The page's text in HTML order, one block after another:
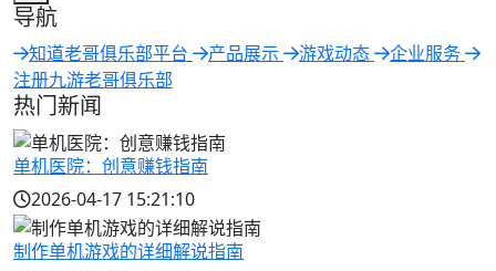
导航
知道老哥俱乐部平台 产品展示 游戏动态
企业服务
注册九游老哥俱乐部
热门新闻
单机医院：创意赚钱指南
2026-04-17 15:21:10
制作单机游戏的详细解说指南